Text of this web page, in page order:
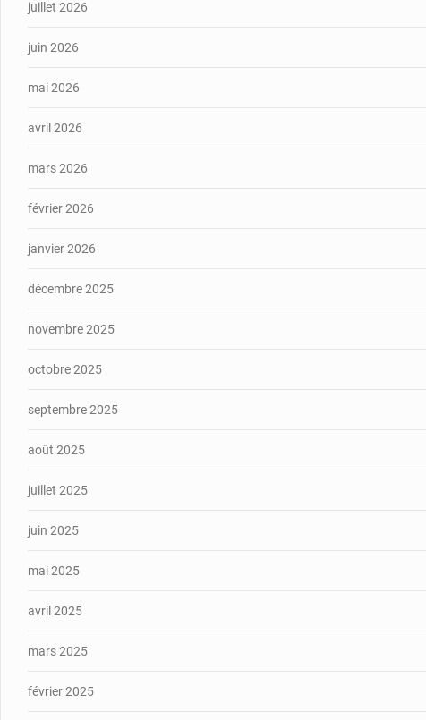
juillet 2026
juin 2026
mai 2026
avril 2026
mars 2026
février 2026
janvier 2026
décembre 2025
novembre 2025
octobre 2025
septembre 2025
août 2025
juillet 2025
juin 2025
mai 2025
avril 2025
mars 2025
février 2025